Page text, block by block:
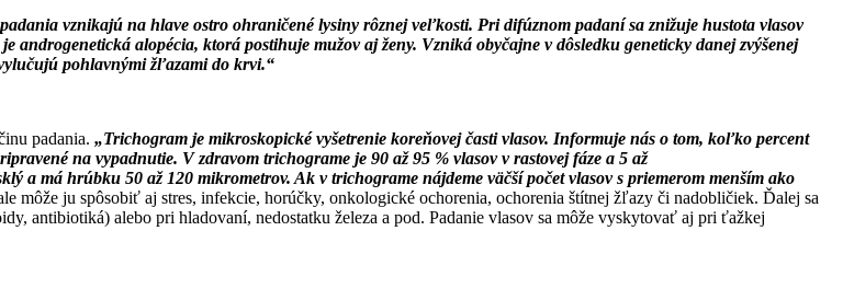
vznikajú na hlave ostro ohraničené lysiny rôznej veľkosti. Pri difúznom padaní sa znižuje hustota vlasov
androgenetická alopécia, ktorá postihuje mužov aj ženy. Vzniká obyčajne v dôsledku geneticky danej zvýšenej
pohlavnými žľazami do krvi.“
padania. „Trichogram je mikroskopické vyšetrenie koreňovej časti vlasov. Informuje nás o tom, koľko percent
na vypadnutie. V zdravom trichograme je 90 až 95 % vlasov v rastovej fáze a 5 až
a má hrúbku 50 až 120 mikrometrov. Ak v trichograme nájdeme väčší počet vlasov s priemerom menším ako
môže ju spôsobiť aj stres, infekcie, horúčky, onkologické ochorenia, ochorenia štítnej žľazy či nadobličiek. Ďalej sa
antibiotiká) alebo pri hladovaní, nedostatku železa a pod. Padanie vlasov sa môže vyskytovať aj pri ťažkej